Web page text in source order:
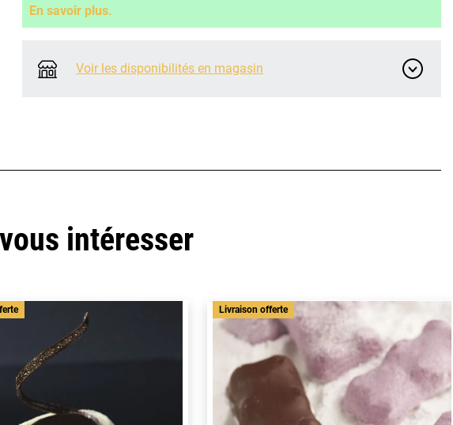
En savoir plus.
Voir les disponibilités en magasin
intéresser
Livraison offerte